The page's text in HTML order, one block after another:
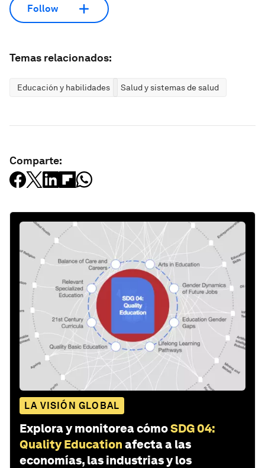
Follow
Temas relacionados:
Educación y habilidades Salud y sistemas de salud
Comparte:
LA VISIÓN GLOBAL
Explora y monitorea cómoSDG 04:
Quality Education afecta a las
economías, las industrias y los